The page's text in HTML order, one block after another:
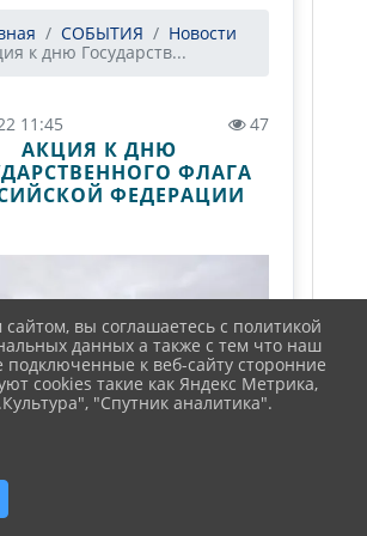
СОБЫТИЯ
Новости
к дню Государств...
11:45 47
АКЦИЯ К ДНЮ
ФЛАГА
ФЕДЕРАЦИИ
вы соглашаетесь с политикой
данных а также с тем что наш
подключенные к веб-сайту сторонние
cookies такие как Яндекс Метрика,
"Спутник аналитика".